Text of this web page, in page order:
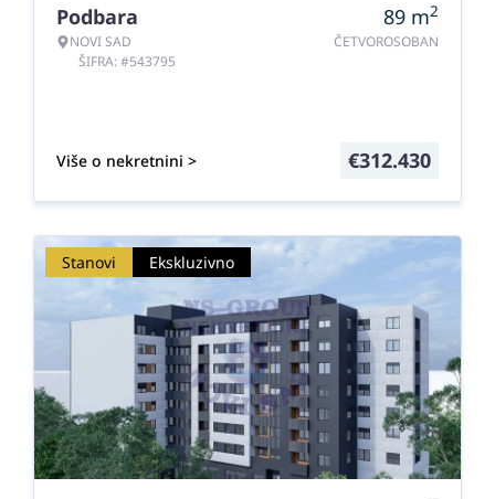
Podbara
NOVI SAD
ŠIFRA: #543795
89 m2
ČETVOROSOBAN
Više o nekretnini > €312.430
Stanovi Ekskluzivno